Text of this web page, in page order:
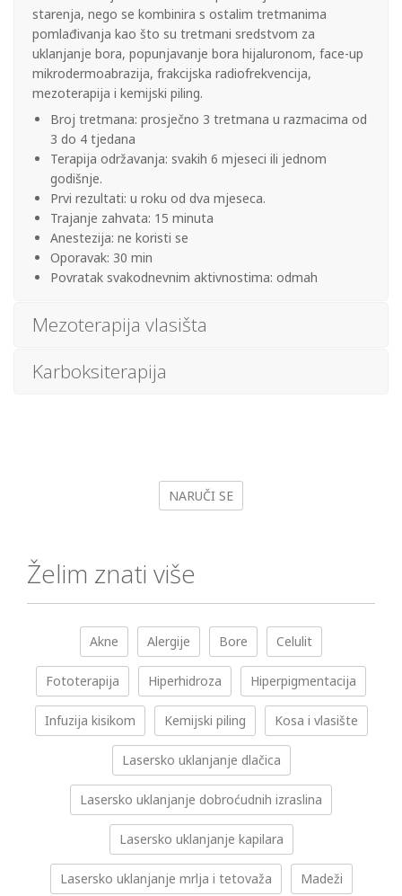
starenja, nego se kombinira s ostalim tretmanima
pomlađivanja kao što su tretmani sredstvom za
uklanjanje bora, popunjavanje bora hijaluronom, face-up
mikrodermoabrazija, frakcijska radiofrekvencija,
mezoterapija i kemijski piling.
Broj tretmana: prosječno 3 tretmana u razmacima od
3 do 4 tjedana
Terapija održavanja: svakih 6 mjeseci ili jednom
godišnje.
Prvi rezultati: u roku od dva mjeseca.
Trajanje zahvata: 15 minuta
Anestezija: ne koristi se
Oporavak: 30 min
Povratak svakodnevnim aktivnostima: odmah
Mezoterapija vlasišta
Karboksiterapija
NARUČI SE
Želim znati više
Akne Alergije Bore Celulit
Fototerapija Hiperhidroza Hiperpigmentacija
Infuzija kisikom Kemijski piling Kosa i vlasište
Lasersko uklanjanje dlačica
Lasersko uklanjanje dobroćudnih izraslina
Lasersko uklanjanje kapilara
Lasersko uklanjanje mrlja i tetovaža Madeži